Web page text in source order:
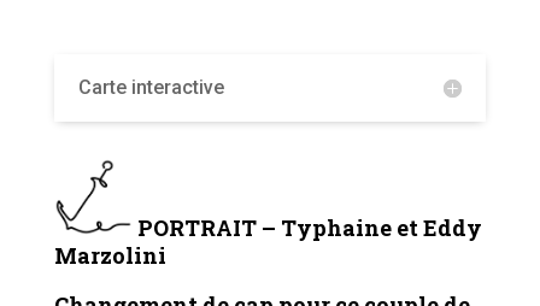
Carte interactive
PORTRAIT – Typhaine et Eddy
Marzolini